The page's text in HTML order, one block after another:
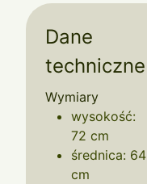
Dane
techniczne
Wymiary
wysokość:
72 cm
średnica: 64
cm